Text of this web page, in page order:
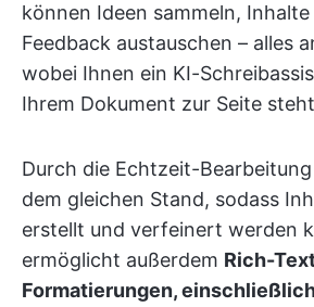
können Ideen sammeln,
Feedback austauschen – alles
wobei Ihnen ein KI-
Ihrem Dokument zur Seite
Durch die Echtzeit-
dem gleichen Stand, sodass
erstellt und verfeinert werden
ermöglicht außerdem Rich-
Formatierungen,